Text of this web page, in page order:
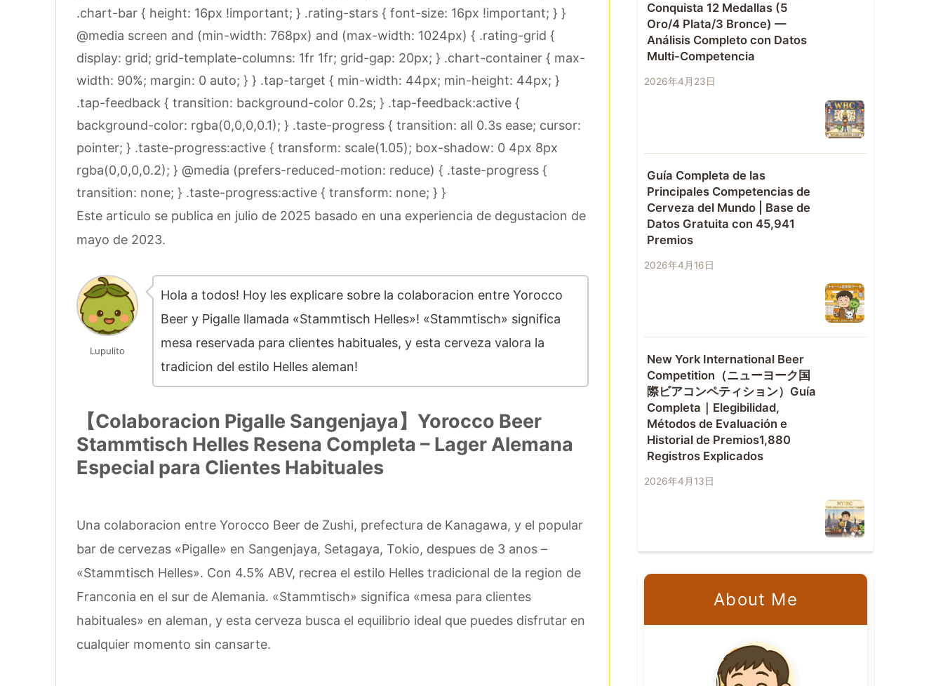
.chart-bar { height: 16px !important; } .rating-stars { font-size: 16px !important; } }
@media screen and (min-width: 768px) and (max-width: 1024px) { .rating-grid {
display: grid; grid-template-columns: 1fr 1fr; grid-gap: 20px; } .chart-container { max-
width: 90%; margin: 0 auto; } } .tap-target { min-width: 44px; min-height: 44px; }
.tap-feedback { transition: background-color 0.2s; } .tap-feedback:active {
background-color: rgba(0,0,0,0.1); } .taste-progress { transition: all 0.3s ease; cursor:
pointer; } .taste-progress:active { transform: scale(1.05); box-shadow: 0 4px 8px
rgba(0,0,0,0.2); } @media (prefers-reduced-motion: reduce) { .taste-progress {
transition: none; } .taste-progress:active { transform: none; } }
Este articulo se publica en julio de 2025 basado en una experiencia de degustacion de
mayo de 2023.
Lupulito
Hola a todos! Hoy les explicare sobre la colaboracion entre Yorocco
Beer y Pigalle llamada «Stammtisch Helles»! «Stammtisch» significa
mesa reservada para clientes habituales, y esta cerveza valora la
tradicion del estilo Helles aleman!
【Colaboracion Pigalle Sangenjaya】Yorocco Beer
Stammtisch Helles Resena Completa – Lager Alemana
Especial para Clientes Habituales
Una colaboracion entre Yorocco Beer de Zushi, prefectura de Kanagawa, y el popular
bar de cervezas «Pigalle» en Sangenjaya, Setagaya, Tokio, despues de 3 anos –
«Stammtisch Helles». Con 4.5% ABV, recrea el estilo Helles tradicional de la region de
Franconia en el sur de Alemania. «Stammtisch» significa «mesa para clientes
habituales» en aleman, y esta cerveza busca el equilibrio ideal que puedes disfrutar en
cualquier momento sin cansarte.
Conquista 12 Medallas (5
Oro/4 Plata/3 Bronce) —
Análisis Completo con Datos
Multi-Competencia
2026年4月23日
Guía Completa de las
Principales Competencias de
Cerveza del Mundo | Base de
Datos Gratuita con 45,941
Premios
2026年4月16日
New York International Beer
Competition（ニューヨーク国
際ビアコンペティション）Guía
Completa｜Elegibilidad,
Métodos de Evaluación e
Historial de Premios1,880
Registros Explicados
2026年4月13日
About Me